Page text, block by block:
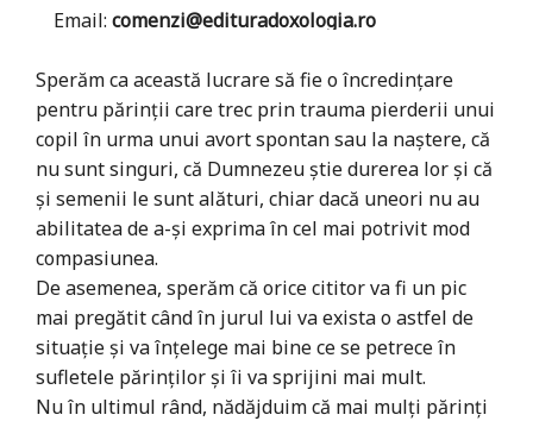
Email: comenzi@edituradoxologia.ro
Sperăm ca această lucrare să fie o încredințare
pentru părinții care trec prin trauma pierderii unui
copil în urma unui avort spontan sau la naștere, că
nu sunt singuri, că Dumnezeu știe durerea lor și că
și semenii le sunt alături, chiar dacă uneori nu au
abilitatea de a-și exprima în cel mai potrivit mod
compasiunea.
De asemenea, sperăm că orice cititor va fi un pic
mai pregătit când în jurul lui va exista o astfel de
situație și va înțelege mai bine ce se petrece în
sufletele părinților și îi va sprijini mai mult.
Nu în ultimul rând, nădăjduim că mai mulți părinți